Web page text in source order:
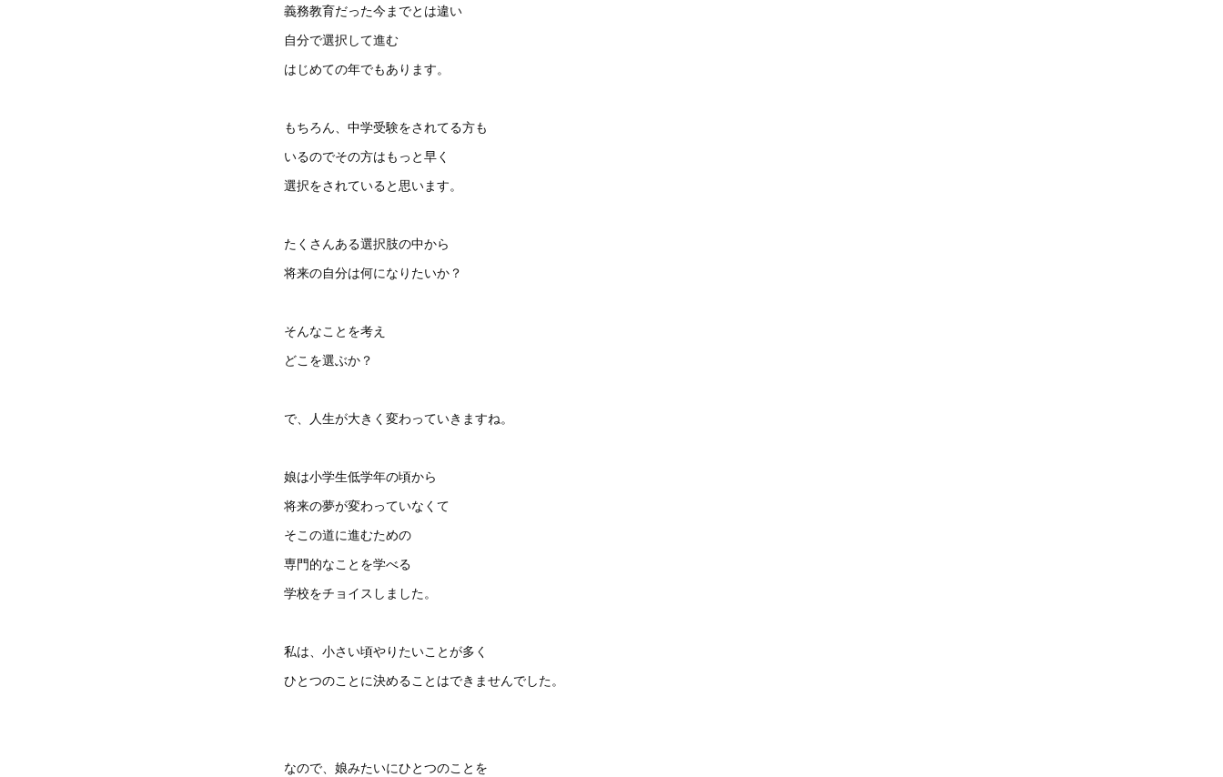
義務教育だった今までとは違い
自分で選択して進む
はじめての年でもあります。
もちろん、中学受験をされてる方も
いるのでその方はもっと早く
選択をされていると思います。
たくさんある選択肢の中から
将来の自分は何になりたいか？
そんなことを考え
どこを選ぶか？
で、人生が大きく変わっていきますね。
娘は小学生低学年の頃から
将来の夢が変わっていなくて
そこの道に進むための
専門的なことを学べる
学校をチョイスしました。
私は、小さい頃やりたいことが多く
ひとつのことに決めることはできませんでした。
なので、娘みたいにひとつのことを